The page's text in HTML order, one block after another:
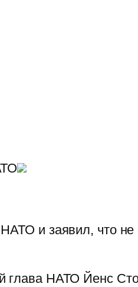
и заявил, что не
НАТО Йенс